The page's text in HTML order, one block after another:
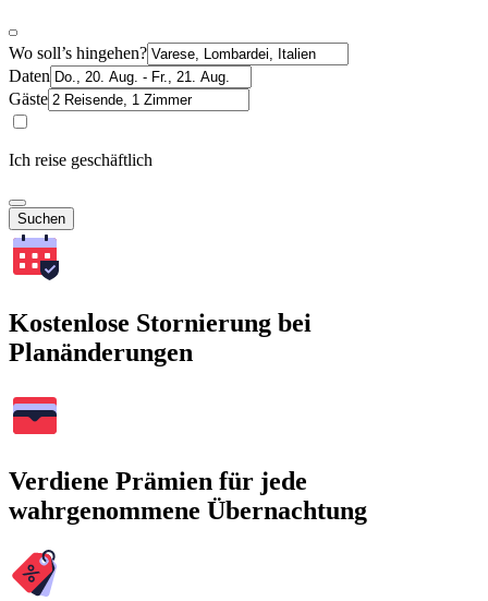
Wo soll’s hingehen?
Daten
Gäste
Ich reise geschäftlich
Suchen
Kostenlose Stornierung bei
Planänderungen
Verdiene Prämien für jede
wahrgenommene Übernachtung